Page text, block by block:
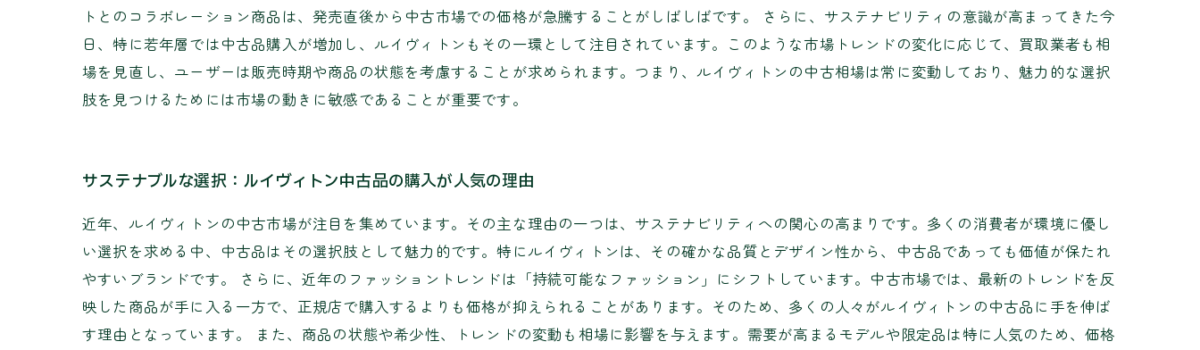
トとのコラボレーション商品は、発売直後から中古市場での価格が急騰することがしばしばです。 さらに、サステナビリティの意識が高まってきた今
日、特に若年層では中古品購入が増加し、ルイヴィトンもその一環として注目されています。このような市場トレンドの変化に応じて、買取業者も相
場を見直し、ユーザーは販売時期や商品の状態を考慮することが求められます。つまり、ルイヴィトンの中古相場は常に変動しており、魅力的な選択
肢を見つけるためには市場の動きに敏感であることが重要です。
サステナブルな選択：ルイヴィトン中古品の購入が人気の理由
近年、ルイヴィトンの中古市場が注目を集めています。その主な理由の一つは、サステナビリティへの関心の高まりです。多くの消費者が環境に優し
い選択を求める中、中古品はその選択肢として魅力的です。特にルイヴィトンは、その確かな品質とデザイン性から、中古品であっても価値が保たれ
やすいブランドです。 さらに、近年のファッショントレンドは「持続可能なファッション」にシフトしています。中古市場では、最新のトレンドを反
映した商品が手に入る一方で、正規店で購入するよりも価格が抑えられることがあります。そのため、多くの人々がルイヴィトンの中古品に手を伸ば
す理由となっています。 また、商品の状態や希少性、トレンドの変動も相場に影響を与えます。需要が高まるモデルや限定品は特に人気のため、価格